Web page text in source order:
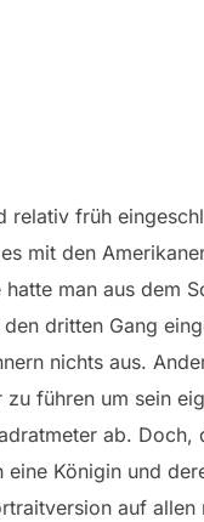
relativ früh
mit den
man aus dem
dritten Gang
nichts aus.
zu führen um sein
ab.
Königin und
auf